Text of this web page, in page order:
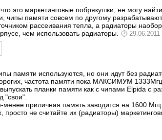
это маркетинговые побрякушки, не могу
чипы памяти совсем по другому
рассеивания тепла, а радиаторы
чем использовать радиаторы.
29.06.2011
памяти используются, но они идут без
частота памяти пока МАКСИМУМ
планки памяти как с чипами Elpida с
"свои".
менее приличная память заводится на 1600
просто не считайте их (радиаторы)